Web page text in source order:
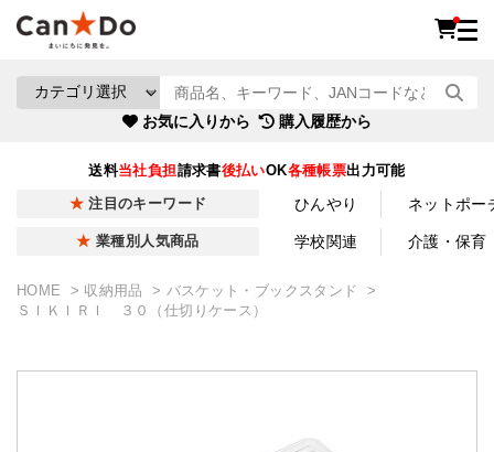
お気に入りから 購入履歴から
送料当社負担請求書後払いOK各種帳票出力可能
注目のキーワード ひんやり ネットポー
業種別人気商品 学校関連 介護・保育
HOME 収納用品
バスケット・ブックスタンド
ＳＩＫＩＲＩ ３０（仕切りケース）